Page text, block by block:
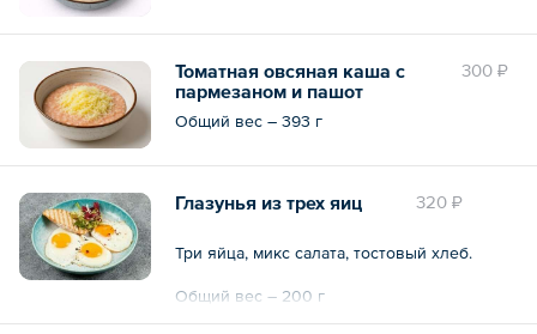
300 ₽
Томатная овсяная каша с
пармезаном и пашот
Общий вес – 393 г
320 ₽
Глазунья из трех яиц
Три яйца, микс салата, тостовый хлеб.
Общий вес – 200 г